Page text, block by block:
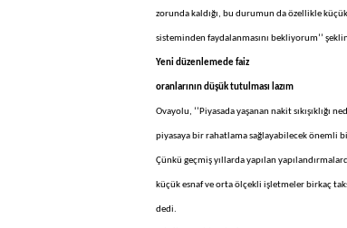
zorunda kaldığı, bu durumun da özellikle
sisteminden faydalanmasını bekliyorum’’
Yeni düzenlemede faiz
oranlarının düşük tutulması lazım
Ovayolu, ‘’Piyasada yaşanan nakit
piyasaya bir rahatlama sağlayabilecek önemli
Çünkü geçmiş yıllarda yapılan
küçük esnaf ve orta ölçekli işletmeler birkaç
dedi.